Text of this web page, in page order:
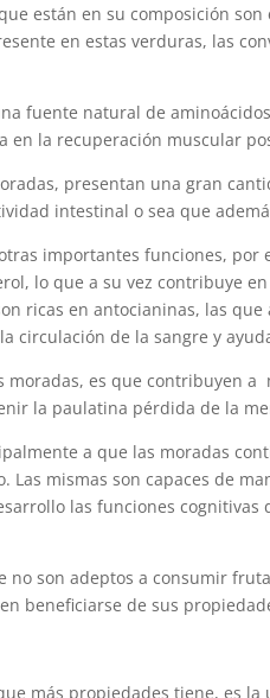
están en su composición
en estas verduras, las
fuente natural de
en la recuperación muscular
presentan una gran
intestinal o sea que
importantes funciones,
lo que a su vez contribuye
ricas en antocianinas, las
circulación de la sangre y
moradas, es que contribuyen
la paulatina pérdida de la
a que las moradas
Las mismas son capaces de
las funciones
no son adeptos a consumir
beneficiarse de sus
más propiedades tiene, es